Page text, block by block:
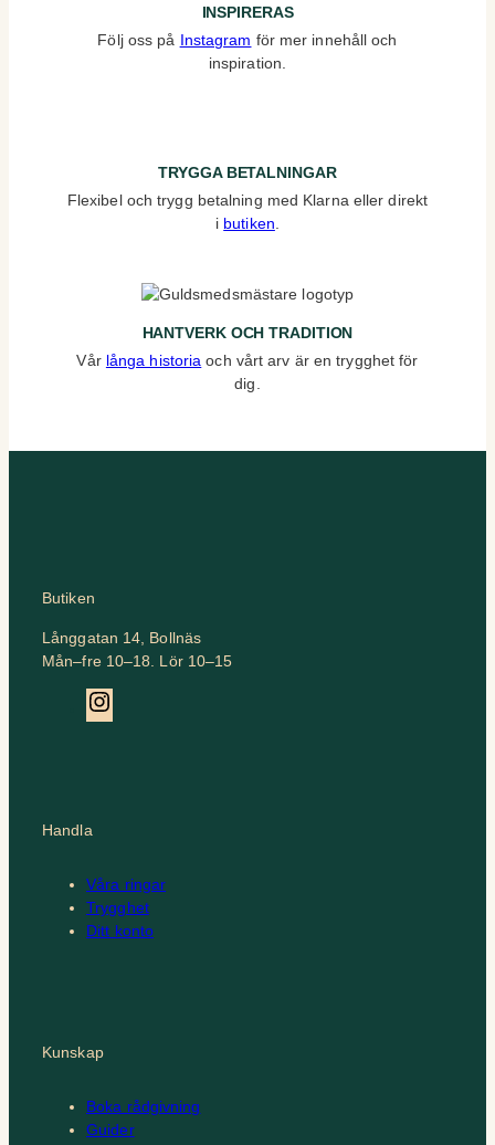
INSPIRERAS
Följ oss på Instagram för mer innehåll och
inspiration.
TRYGGA BETALNINGAR
Flexibel och trygg betalning med Klarna eller direkt
i butiken
HANTVERK OCH TRADITION
Vår långa historia och vårt arv är en trygghet för
dig.
Butiken
Långgatan 14, Bollnäs
Mån–fre 10–18. Lör 10–15
Handla
Våra ringar
Trygghet
Ditt konto
Kunskap
Boka rådgivning
Guider